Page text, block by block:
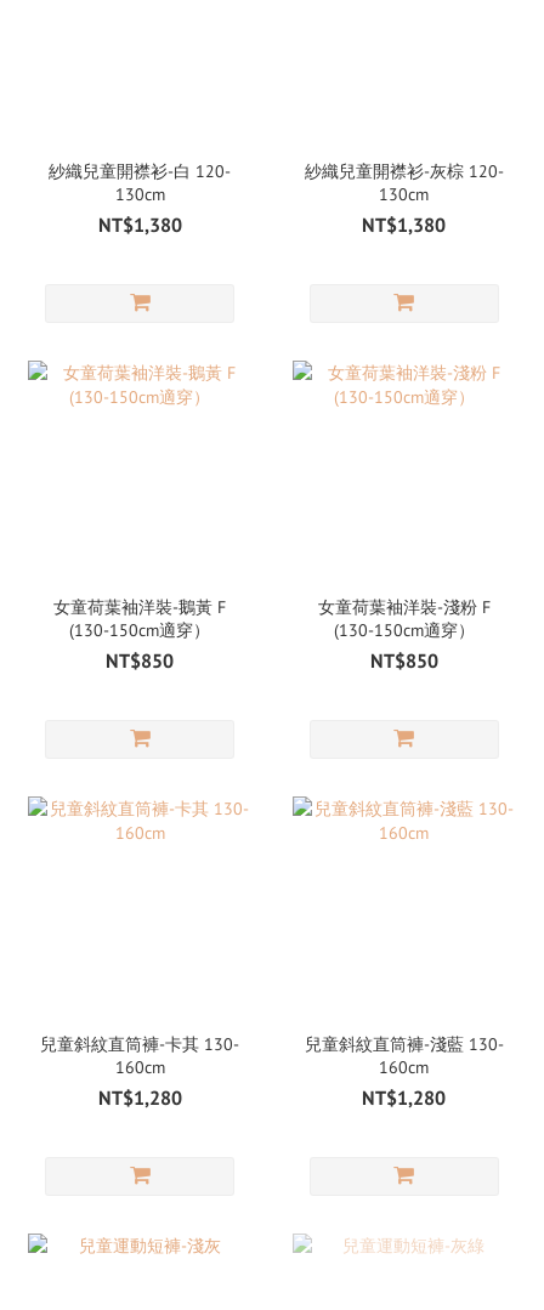
紗織兒童開襟衫-白 120-
130cm
NT$1,380
紗織兒童開襟衫-灰棕 120-
130cm
NT$1,380
女童荷葉袖洋裝-鵝黃 F
(130-150cm適穿）
NT$850
女童荷葉袖洋裝-淺粉 F
(130-150cm適穿）
NT$850
兒童斜紋直筒褲-卡其 130-
160cm
NT$1,280
兒童斜紋直筒褲-淺藍 130-
160cm
NT$1,280